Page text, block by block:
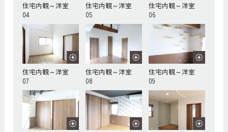
住宅内観～洋室
04
住宅内観～洋室
05
住宅内観～洋室
06
住宅内観～洋室
07
住宅内観～洋室
08
住宅内観～洋室
09